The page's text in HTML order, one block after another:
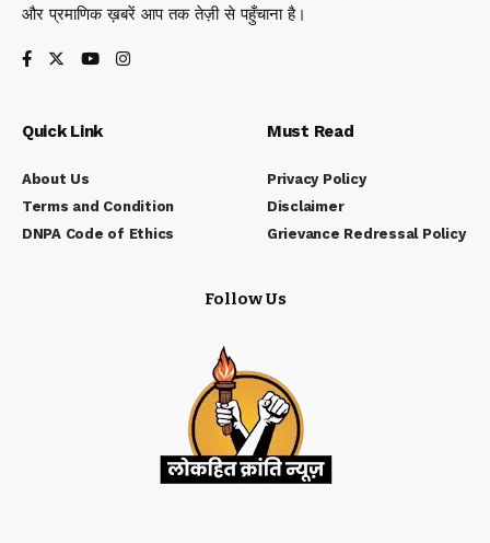
और प्रमाणिक ख़बरें आप तक तेज़ी से पहुँचाना है।
Quick Link
About Us
Terms and Condition
DNPA Code of Ethics
Must Read
Privacy Policy
Disclaimer
Grievance Redressal Policy
Follow Us